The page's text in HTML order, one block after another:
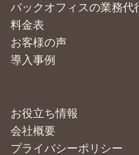
バックオフィスの業務代
料金表
お客様の声
導入事例
お役立ち情報
会社概要
プライバシーポリシー